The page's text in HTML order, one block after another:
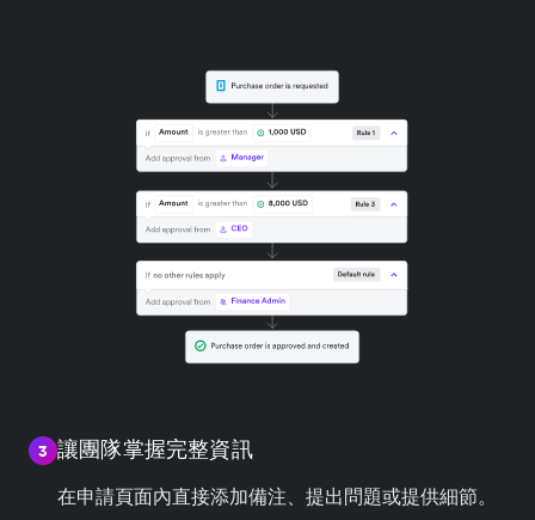
3 讓團隊掌握完整資訊
在申請頁面內直接添加備注、提出問題或提供細節。